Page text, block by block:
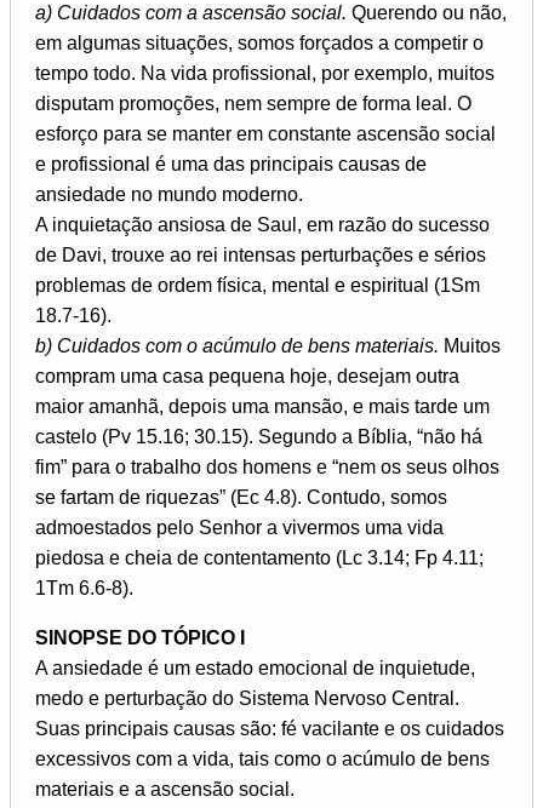
a) Cuidados com a ascensão social. Querendo ou não,
em algumas situações, somos forçados a competir o
tempo todo. Na vida profissional, por exemplo, muitos
disputam promoções, nem sempre de forma leal. O
esforço para se manter em constante ascensão social
e profissional é uma das principais causas de
ansiedade no mundo moderno.
A inquietação ansiosa de Saul, em razão do sucesso
de Davi, trouxe ao rei intensas perturbações e sérios
problemas de ordem física, mental e espiritual (1Sm
18.7-16).
b) Cuidados com o acúmulo de bens materiais. Muitos
compram uma casa pequena hoje, desejam outra
maior amanhã, depois uma mansão, e mais tarde um
castelo (Pv 15.16; 30.15). Segundo a Bíblia, “não há
fim” para o trabalho dos homens e “nem os seus olhos
se fartam de riquezas” (Ec 4.8). Contudo, somos
admoestados pelo Senhor a vivermos uma vida
piedosa e cheia de contentamento (Lc 3.14; Fp 4.11;
1Tm 6.6-8).
SINOPSE DO TÓPICO I
A ansiedade é um estado emocional de inquietude,
medo e perturbação do Sistema Nervoso Central.
Suas principais causas são: fé vacilante e os cuidados
excessivos com a vida, tais como o acúmulo de bens
materiais e a ascensão social.